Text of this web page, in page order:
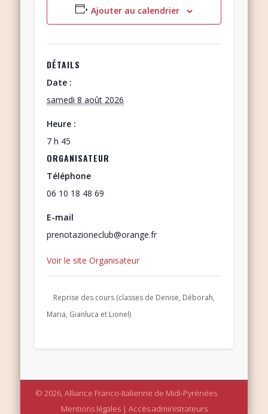
Ajouter au calendrier
DÉTAILS
Date :
samedi 8 août 2026
Heure :
7 h 45
ORGANISATEUR
Téléphone
06 10 18 48 69
E-mail
prenotazioneclub@orange.fr
Voir le site Organisateur
Reprise des cours (classes de Denise, Déborah,
Maria, Gianluca et Lionel)
© 2026, Alliance Franco-Italienne de Midi-Pyrénées
Mentions légales| Accès administrateurs